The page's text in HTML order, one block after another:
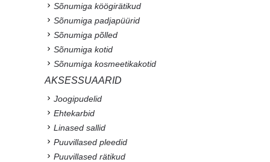
Sõnumiga köögirätikud
Sõnumiga padjapüürid
Sõnumiga põlled
Sõnumiga kotid
Sõnumiga kosmeetikakotid
AKSESSUAARID
Joogipudelid
Ehtekarbid
Linased sallid
Puuvillased pleedid
Puuvillased rätikud